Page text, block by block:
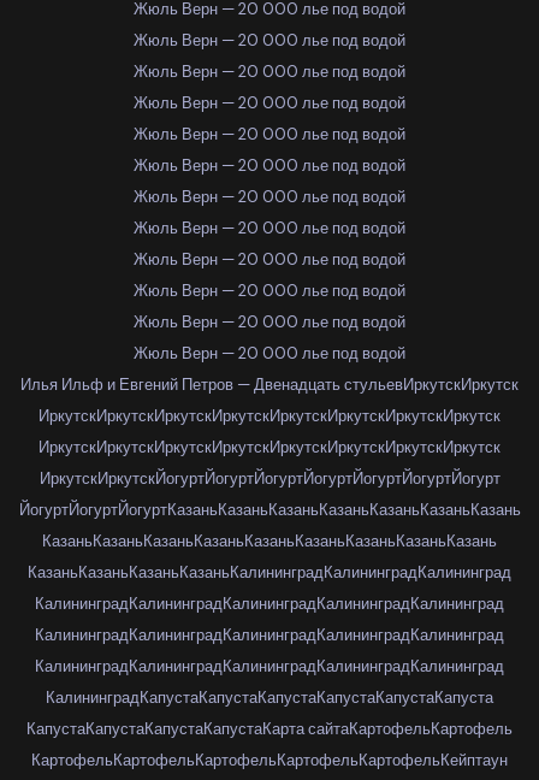
Жюль Верн — 20 000 лье под водой
Жюль Верн — 20 000 лье под водой
Жюль Верн — 20 000 лье под водой
Жюль Верн — 20 000 лье под водой
Жюль Верн — 20 000 лье под водой
Жюль Верн — 20 000 лье под водой
Жюль Верн — 20 000 лье под водой
Жюль Верн — 20 000 лье под водой
Жюль Верн — 20 000 лье под водой
Жюль Верн — 20 000 лье под водой
Жюль Верн — 20 000 лье под водой
Жюль Верн — 20 000 лье под водой
Илья Ильф и Евгений Петров — Двенадцать стульевИркутскИркутск
ИркутскИркутскИркутскИркутскИркутскИркутскИркутскИркутск
ИркутскИркутскИркутскИркутскИркутскИркутскИркутскИркутск
ИркутскИркутскЙогуртЙогуртЙогуртЙогуртЙогуртЙогуртЙогурт
ЙогуртЙогуртЙогуртКазаньКазаньКазаньКазаньКазаньКазаньКазань
КазаньКазаньКазаньКазаньКазаньКазаньКазаньКазаньКазань
КазаньКазаньКазаньКазаньКалининградКалининградКалининград
КалининградКалининградКалининградКалининградКалининград
КалининградКалининградКалининградКалининградКалининград
КалининградКалининградКалининградКалининградКалининград
КалининградКапустаКапустаКапустаКапустаКапустаКапуста
КапустаКапустаКапустаКапустаКарта сайтаКартофельКартофель
КартофельКартофельКартофельКартофельКартофельКейптаун